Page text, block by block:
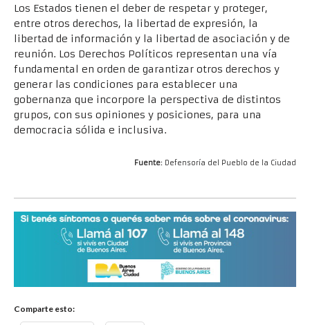
Los Estados tienen el deber de respetar y proteger,
entre otros derechos, la libertad de expresión, la
libertad de información y la libertad de asociación y de
reunión. Los Derechos Políticos representan una vía
fundamental en orden de garantizar otros derechos y
generar las condiciones para establecer una
gobernanza que incorpore la perspectiva de distintos
grupos, con sus opiniones y posiciones, para una
democracia sólida e inclusiva.
Fuente: Defensoría del Pueblo de la Ciudad
Comparte esto: